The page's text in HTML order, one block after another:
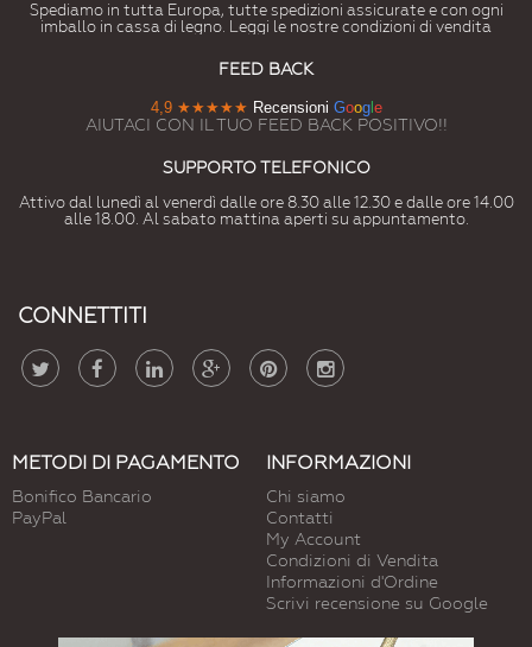
Spediamo in tutta Europa, tutte spedizioni assicurate e con ogni
imballo in cassa di legno. Leggi le nostre condizioni di vendita
FEED BACK
4,9 ★★★★★ Recensioni Googl e
AIUTACI CON IL TUO FEED BACK POSITIVO!!
SUPPORTO TELEFONICO
Attivo dal lunedì al venerdì dalle ore 8.30 alle 12.30 e dalle ore 14.00
alle 18.00. Al sabato mattina aperti su appuntamento.
CONNETTITI
METODI DI PAGAMENTO
Bonifico Bancario
PayPal
INFORMAZIONI
Chi siamo
Contatti
My Account
Condizioni di Vendita
Informazioni d'Ordine
Scrivi recensione su Google